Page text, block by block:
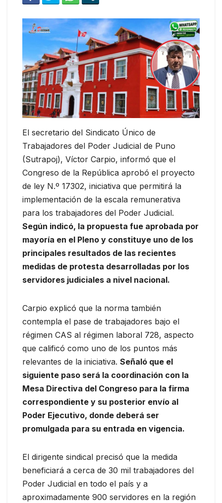
El secretario del Sindicato Único de
Trabajadores del Poder Judicial de Puno
(Sutrapoj), Víctor Carpio, informó que el
Congreso de la República aprobó el proyecto
de ley N.º 17302, iniciativa que permitirá la
implementación de la escala remunerativa
para los trabajadores del Poder Judicial.
Según indicó, la propuesta fue aprobada por
mayoría en el Pleno y constituye uno de los
principales resultados de las recientes
medidas de protesta desarrolladas por los
servidores judiciales a nivel nacional.
Carpio explicó que la norma también
contempla el pase de trabajadores bajo el
régimen CAS al régimen laboral 728, aspecto
que calificó como uno de los puntos más
relevantes de la iniciativa. Señaló que el
siguiente paso será la coordinación con la
Mesa Directiva del Congreso para la firma
correspondiente y su posterior envío al
Poder Ejecutivo, donde deberá ser
promulgada para su entrada en vigencia.
El dirigente sindical precisó que la medida
beneficiará a cerca de 30 mil trabajadores del
Poder Judicial en todo el país y a
aproximadamente 900 servidores en la región